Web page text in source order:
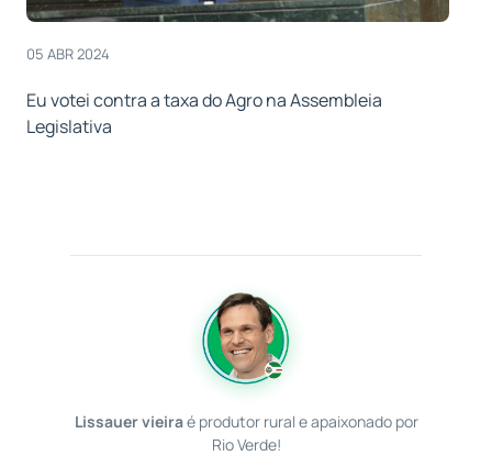
05 ABR 2024
Eu votei contra a taxa do Agro na Assembleia
Legislativa
Lissauer vieiraé produtor rural e apaixonado por
Rio Verde!